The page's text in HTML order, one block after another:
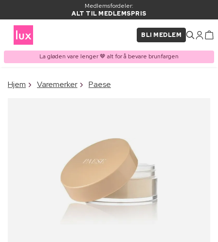
Medlemsfordeler:
ALT TIL MEDLEMSPRIS
BLI MEDLEM
La gløden vare lenger 🤎 alt for å bevare brunfargen
VARE LAGT I
Hjem Varemerker Paese